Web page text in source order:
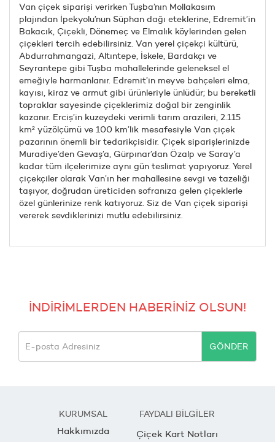
Van çiçek siparişi verirken Tuşba’nın Mollakasım
plajından İpekyolu’nun Süphan dağı eteklerine, Edremit’in
Bakacık, Çiçekli, Dönemeç ve Elmalık köylerinden gelen
çiçekleri tercih edebilirsiniz. Van yerel çiçekçi kültürü,
Abdurrahmangazi, Altıntepe, İskele, Bardakçı ve
Seyrantepe gibi Tuşba mahallelerinde geleneksel el
emeğiyle harmanlanır. Edremit’in meyve bahçeleri elma,
kayısı, kiraz ve armut gibi ürünleriyle ünlüdür; bu bereketli
topraklar sayesinde çiçeklerimiz doğal bir zenginlik
kazanır. Erciş’in kuzeydeki verimli tarım arazileri, 2.115
km² yüzölçümü ve 100 km’lik mesafesiyle Van çiçek
pazarının önemli bir tedarikçisidir. Çiçek siparişlerinizde
Muradiye’den Gevaş’a, Gürpınar’dan Özalp ve Saray’a
kadar tüm ilçelerimize aynı gün teslimat yapıyoruz. Yerel
çiçekçiler olarak Van’ın her mahallesine sevgi ve tazeliği
taşıyor, doğrudan üreticiden sofranıza gelen çiçeklerle
özel günlerinize renk katıyoruz. Siz de Van çiçek siparişi
vererek sevdiklerinizi mutlu edebilirsiniz.
İNDİRİMLERDEN HABERİNİZ OLSUN!
GÖNDER
KURUMSAL
Hakkımızda
FAYDALI BİLGİLER
Çiçek Kart Notları